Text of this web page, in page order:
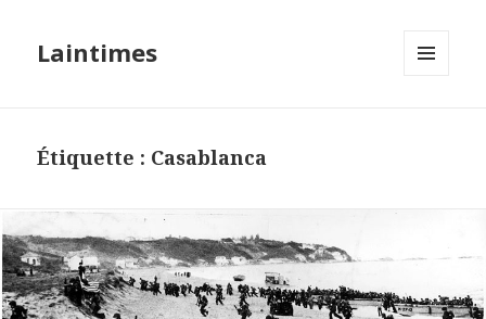
Laintimes
Étiquette : Casablanca